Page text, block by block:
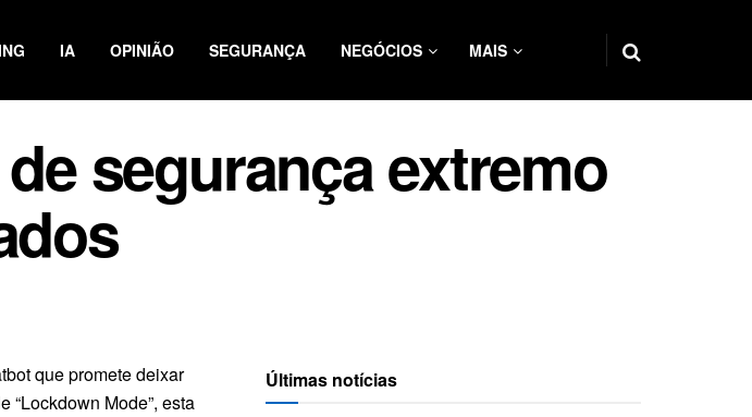
IA OPINIÃO SEGURANÇA NEGÓCIOS MAIS
segurança extremo
que promete deixar
“Lockdown Mode”, esta
Últimas notícias